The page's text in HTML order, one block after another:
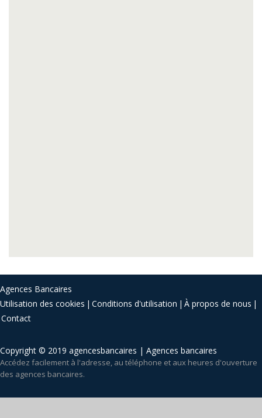
Agences Bancaires
Utilisation des cookies
Conditions d'utilisation
À propos de nous
Contact
Copyright © 2019 agencesbancaires | Agences bancaires
Accédez facilement à l'adresse, au téléphone et aux heures d'ouverture
des agences bancaires.